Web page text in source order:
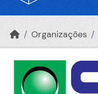
Organizações